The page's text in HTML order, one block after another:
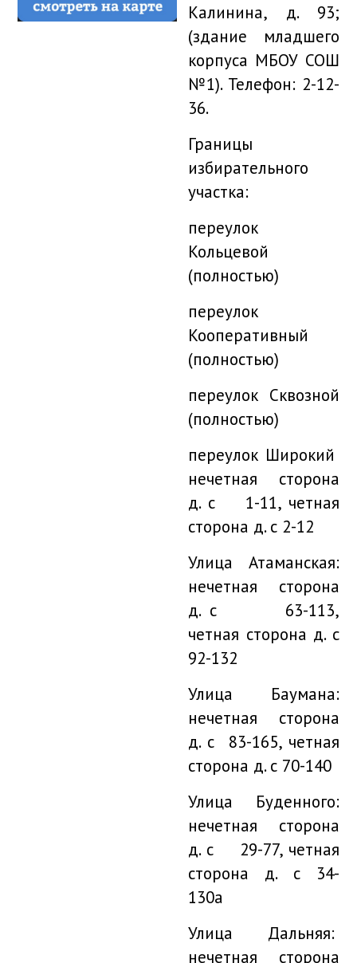
Калинина, д. 93;
(здание младшего
корпуса МБОУ СОШ
№1). Телефон: 2-12-
36.
Границы
избирательного
участка:
переулок
Кольцевой
(полностью)
переулок
Кооперативный
(полностью)
переулок Сквозной
(полностью)
переулок Широкий
нечетная сторона
д. с 1-11, четная
сторона д. с 2-12
Улица Атаманская:
нечетная сторона
д. с 63-113,
четная сторона д. с
92-132
Улица Баумана:
нечетная сторона
д. с 83-165, четная
сторона д. с 70-140
Улица Буденного:
нечетная сторона
д. с 29-77, четная
сторона д. с 34-
130а
Улица Дальняя:
нечетная сторона